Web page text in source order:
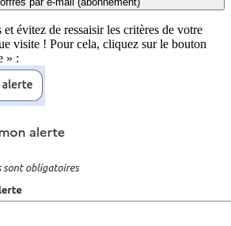
évitez de ressaisir les critères de votre
visite ! Pour cela, cliquez sur le bouton
» :